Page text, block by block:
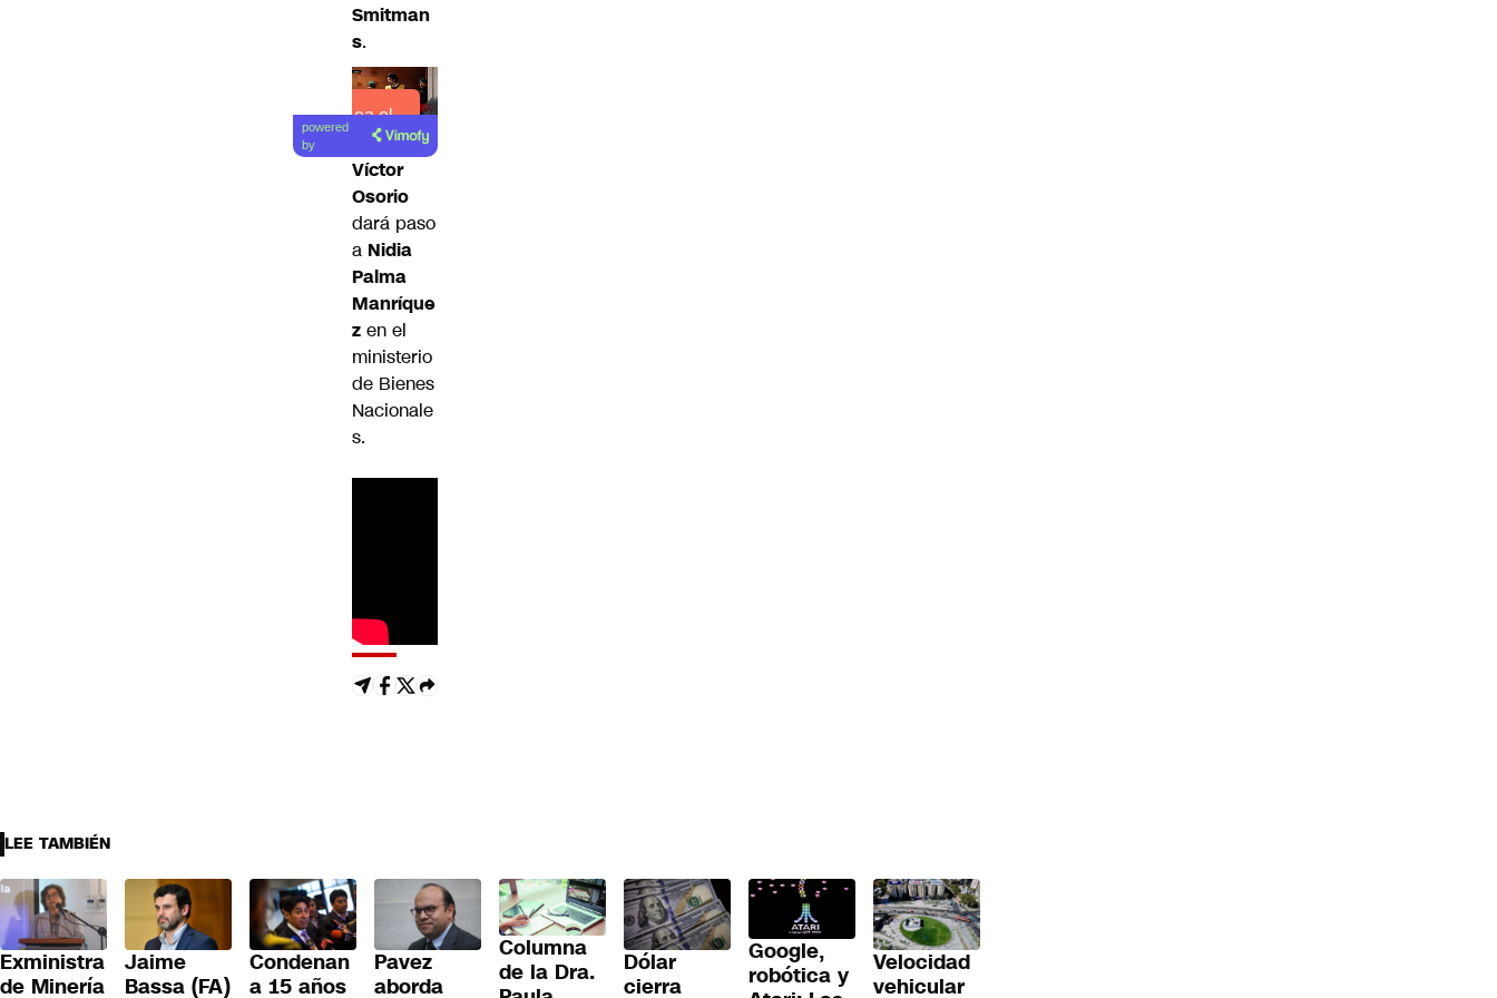
Smitman
s.
Lea el
artículo
powered
by
Víctor
Osorio
dará paso
a Nidia
Palma
Manríque
z en el
ministerio
de Bienes
Nacionale
s.
LEE TAMBIÉN
Exministra
de Minería
Jaime
Bassa (FA)
Condenan
a 15 años
Pavez
aborda
Columna
de la Dra.
Dólar
cierra
Google,
robótica y
Velocidad
vehicular